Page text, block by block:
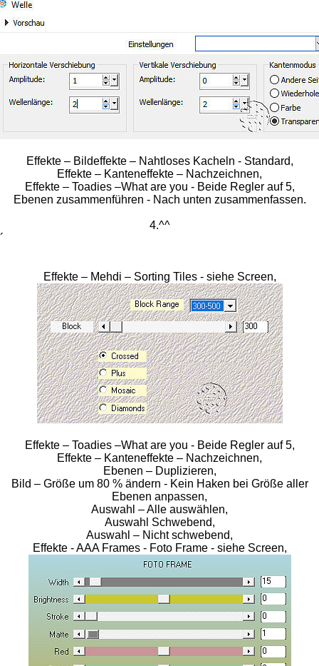
Effekte – Bildeffekte – Nahtloses Kacheln - Standard,
Effekte – Kanteneffekte – Nachzeichnen,
Effekte – Toadies –What are you - Beide Regler auf 5,
Ebenen zusammenführen - Nach unten zusammenfassen.
4.^^
´
Effekte – Mehdi – Sorting Tiles - siehe Screen,
Effekte – Toadies –What are you - Beide Regler auf 5,
Effekte – Kanteneffekte – Nachzeichnen,
Ebenen – Duplizieren,
Bild – Größe um 80 % ändern - Kein Haken bei Größe aller
Ebenen anpassen,
Auswahl – Alle auswählen,
Auswahl Schwebend,
Auswahl – Nicht schwebend,
Effekte - AAA Frames - Foto Frame - siehe Screen,